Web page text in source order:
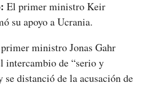
El primer ministro Keir
su apoyo a Ucrania.
ministro Jonas Gahr
intercambio de “serio y
se distanció de la acusación de